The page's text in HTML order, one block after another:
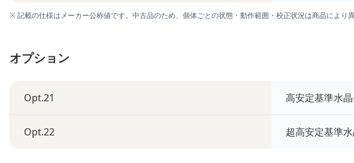
※ 記載の仕様はメーカー公称値です。中古品のため、個体ごとの状態・動作範囲・校正状況は商品により
オプション
Opt.21 高安定基準水
Opt.22 超高安定基準